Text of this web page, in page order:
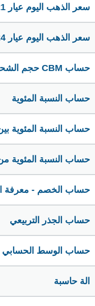
سعر الذهب اليوم عيار 21 الآن
سعر الذهب اليوم عيار 24 الآن
حساب CBM حجم الشحنة التجارية
حساب النسبة المئوية
حساب النسبة المئوية
حساب النسبة المئوية
حساب الخصم - معرفة
حساب الجذر التربيعي
حساب الوسط الحسابي
الة حاسبة